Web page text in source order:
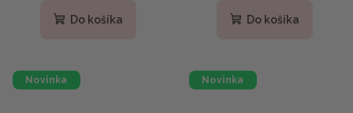
Do košíka
produktu
Do košíka
Novinka Novinka